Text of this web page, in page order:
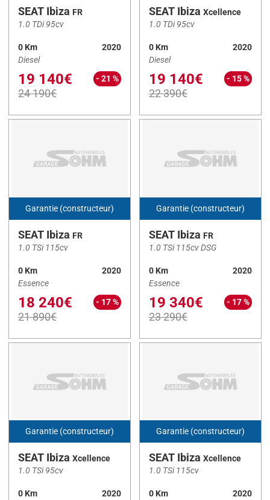
Particulier
VASP
Nos modèles
3008
(1)
308 (1)
508 (8)
AYGO X
BOXER FG
(1)
C5 Aircross (13)
CLIO V (8)
CORSA (1)
DS3 Crossback
SEAT Ibiza FR
1.0 TDi 95cv
0 Km
2020
Diesel
19 140€
24 190€
- 21 %
SEAT Ibiza Xcellence
1.0 TDi 95cv
0 Km
2020
Diesel
19 140€
22 390€
- 15 %
Garantie (constructeur)
SEAT Ibiza FR
1.0 TSi 115cv
0 Km
2020
Essence
18 240€
21 890€
- 17 %
Garantie (constructeur)
SEAT Ibiza FR
1.0 TSi 115cv DSG
0 Km
2020
Essence
19 340€
23 290€
- 17 %
Garantie (constructeur)
SEAT Ibiza Xcellence
1.0 TSi 95cv
0 Km
2020
Garantie (constructeur)
SEAT Ibiza Xcellence
1.0 TSi 115cv
0 Km
2020